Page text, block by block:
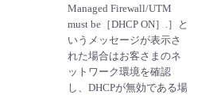
Managed Firewall/UTM
must be［DHCP ON］.］と
いうメッセージが表示さ
れた場合はお客さまのネ
ットワーク環境を確認
し、DHCPが無効である場